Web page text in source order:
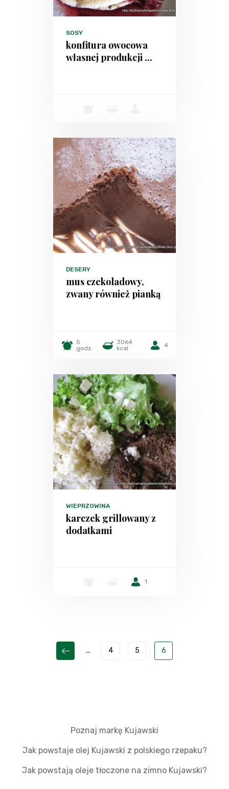
SOSY
konfitura owocowa
własnej produkcji ...
DESERY
mus czekoladowy,
zwany również pianką
5
godz.
3064
kcal
4
WIEPRZOWINA
karczek grillowany z
dodatkami
1
... 4 5 6
Poznaj markę Kujawski
Jak powstaje olej Kujawski z polskiego rzepaku?
Jak powstają oleje tłoczone na zimno Kujawski?